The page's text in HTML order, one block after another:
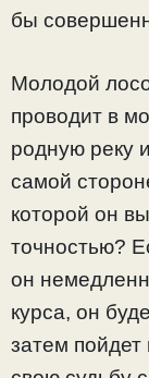
бы
Молодой
проводит в
родную реку
самой
которой он
точностью?
он
курса, он
затем пойдет